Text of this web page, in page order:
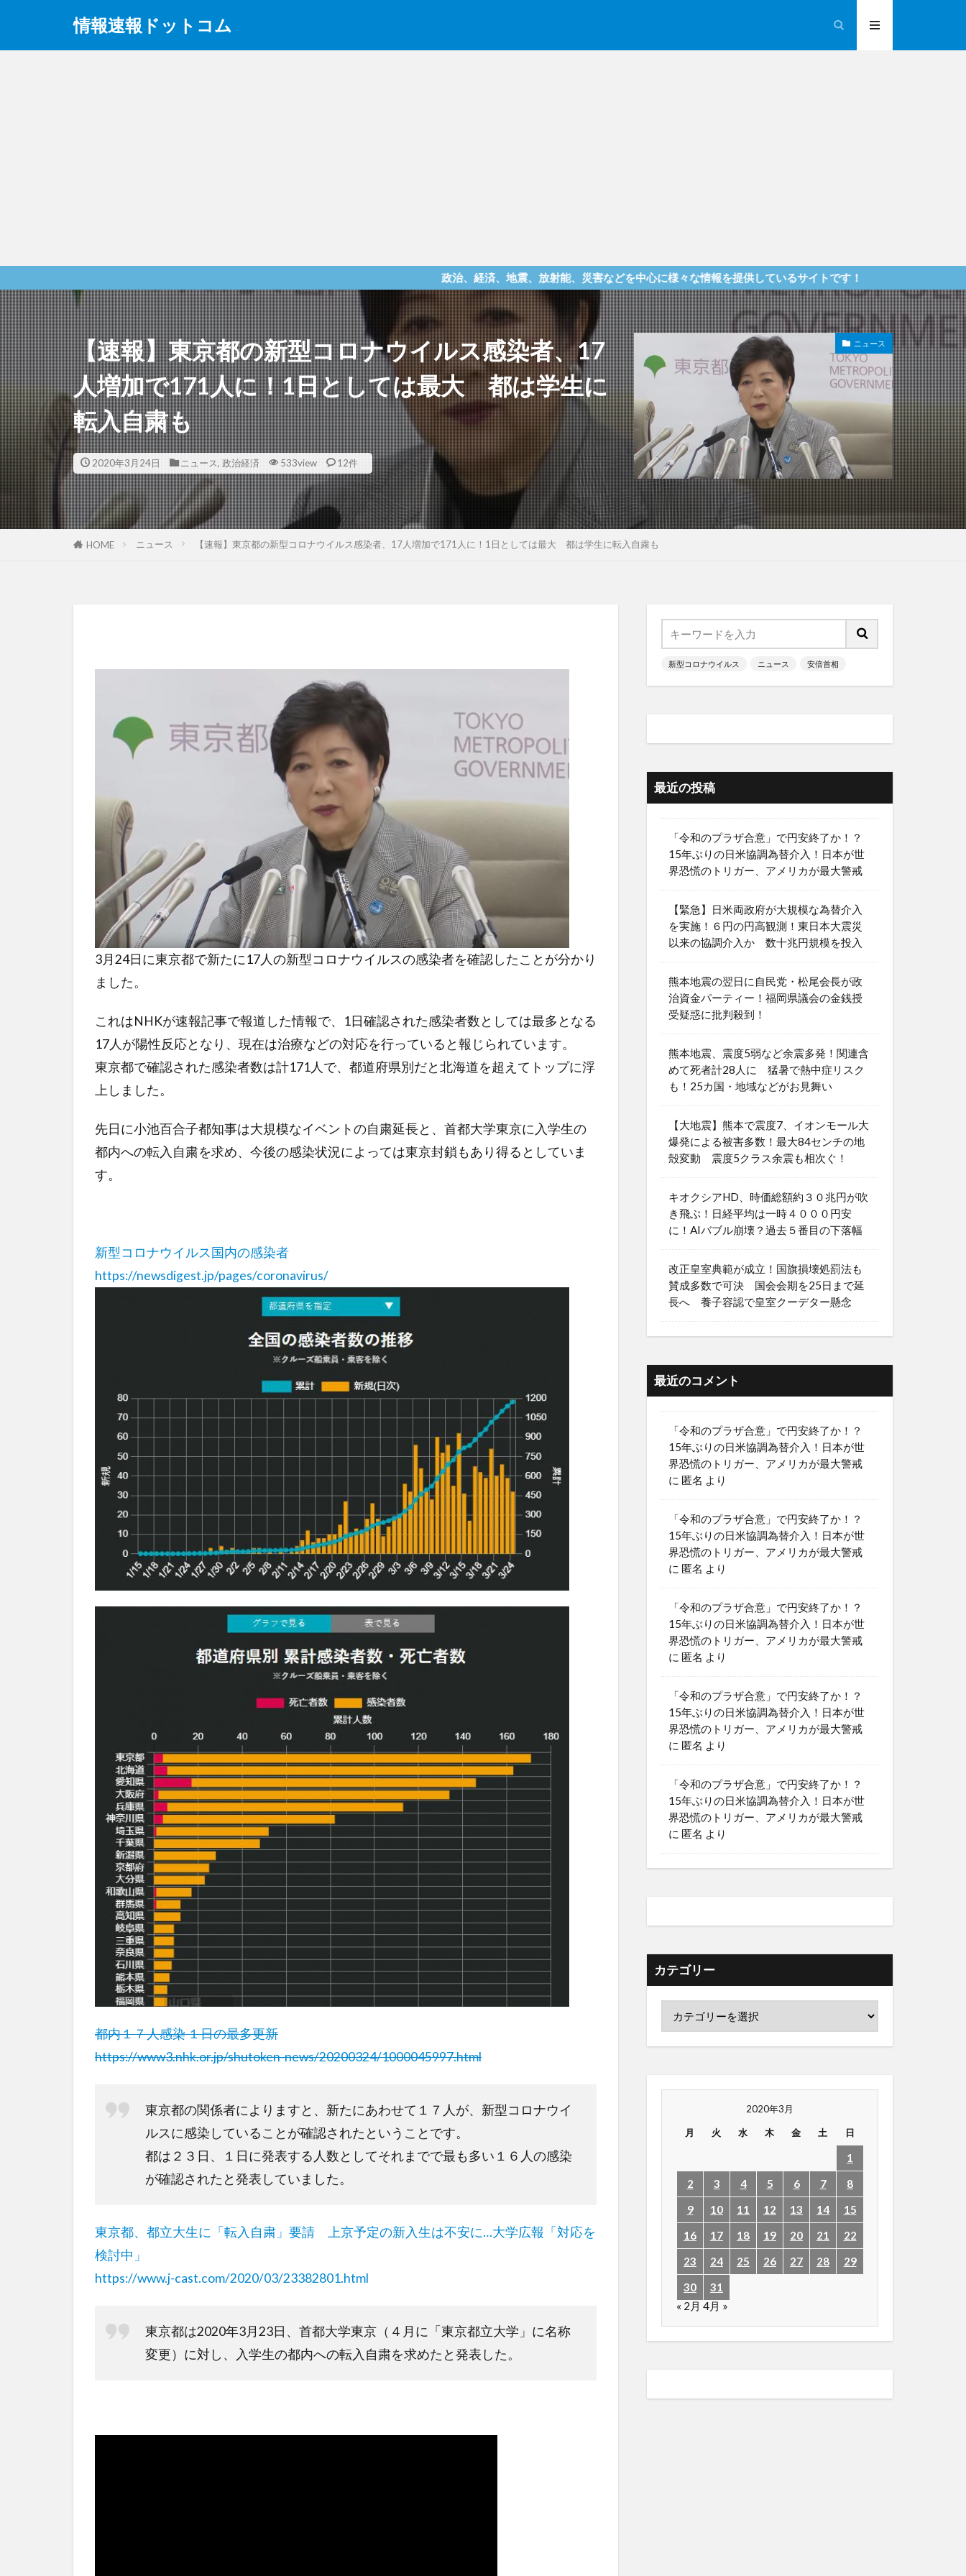
情報速報ドットコム
政治、経済、地震、放射能、災害などを中心に様々な情報を提供しているサイトです！
【速報】東京都の新型コロナウイルス感染者、17
人増加で171人に！1日としては最大 都は学生に
転入自粛も
2020年3月24日 ニュース, 政治経済 533view 12件
ニュース
HOME ニュース 【速報】東京都の新型コロナウイルス感染者、17人増加で171人に！1日としては最大 都は学生に転入自粛も
3月24日に東京都で新たに17人の新型コロナウイルスの感染者を確認したことが分かり
ました。
これはNHKが速報記事で報道した情報で、1日確認された感染者数としては最多となる
17人が陽性反応となり、現在は治療などの対応を行っていると報じられています。
東京都で確認された感染者数は計171人で、都道府県別だと北海道を超えてトップに浮
上しました。
先日に小池百合子都知事は大規模なイベントの自粛延長と、首都大学東京に入学生の
都内への転入自粛を求め、今後の感染状況によっては東京封鎖もあり得るとしていま
す。
新型コロナウイルス国内の感染者
https://newsdigest.jp/pages/coronavirus/
都内１７人感染 １日の最多更新
https://www3.nhk.or.jp/shutoken-news/20200324/1000045997.html
東京都の関係者によりますと、新たにあわせて１７人が、新型コロナウイ
ルスに感染していることが確認されたということです。
都は２３日、１日に発表する人数としてそれまでで最も多い１６人の感染
が確認されたと発表していました。
東京都、都立大生に「転入自粛」要請 上京予定の新入生は不安に…大学広報「対応を
検討中」
https://www.j-cast.com/2020/03/23382801.html
東京都は2020年3月23日、首都大学東京（４月に「東京都立大学」に名称
変更）に対し、入学生の都内への転入自粛を求めたと発表した。
新型コロナウイルス ニュース 安倍首相
最近の投稿
「令和のプラザ合意」で円安終了か！？
15年ぶりの日米協調為替介入！日本が世
界恐慌のトリガー、アメリカが最大警戒
【緊急】日米両政府が大規模な為替介入
を実施！６円の円高観測！東日本大震災
以来の協調介入か 数十兆円規模を投入
熊本地震の翌日に自民党・松尾会長が政
治資金パーティー！福岡県議会の金銭授
受疑惑に批判殺到！
熊本地震、震度5弱など余震多発！関連含
めて死者計28人に 猛暑で熱中症リスク
も！25カ国・地域などがお見舞い
【大地震】熊本で震度7、イオンモール大
爆発による被害多数！最大84センチの地
殻変動 震度5クラス余震も相次ぐ！
キオクシアHD、時価総額約３０兆円が吹
き飛ぶ！日経平均は一時４０００円安
に！AIバブル崩壊？過去５番目の下落幅
改正皇室典範が成立！国旗損壊処罰法も
賛成多数で可決 国会会期を25日まで延
長へ 養子容認で皇室クーデター懸念
最近のコメント
「令和のプラザ合意」で円安終了か！？
15年ぶりの日米協調為替介入！日本が世
界恐慌のトリガー、アメリカが最大警戒
に 匿名 より
「令和のプラザ合意」で円安終了か！？
15年ぶりの日米協調為替介入！日本が世
界恐慌のトリガー、アメリカが最大警戒
に 匿名 より
「令和のプラザ合意」で円安終了か！？
15年ぶりの日米協調為替介入！日本が世
界恐慌のトリガー、アメリカが最大警戒
に 匿名 より
「令和のプラザ合意」で円安終了か！？
15年ぶりの日米協調為替介入！日本が世
界恐慌のトリガー、アメリカが最大警戒
に 匿名 より
「令和のプラザ合意」で円安終了か！？
15年ぶりの日米協調為替介入！日本が世
界恐慌のトリガー、アメリカが最大警戒
に 匿名 より
カテゴリー
2020年3月
月 火 水 木 金 土 日
1
2
3 4 5 6 7
8
9
10 11 12 13 14
15
16
17 18 19 20 21
22
23
24 25 26 27 28
29
30
31
« 2月 4月 »